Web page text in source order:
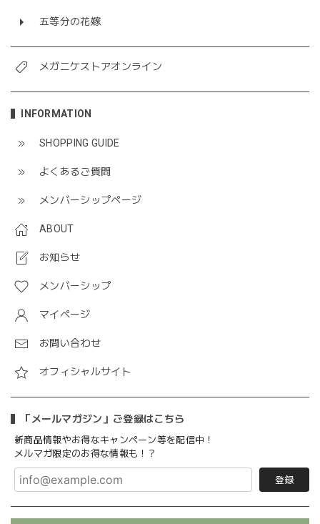
五等分の花嫁
メガニケストアオンライン
INFORMATION
SHOPPING GUIDE
よくあるご質問
メンバーシップページ
ABOUT
お知らせ
メンバーシップ
マイページ
お問い合わせ
オフィシャルサイト
「メールマガジン」ご登録はこちら
新商品情報やお得なキャンペーン等を配信中！
メルマガ限定のお得な情報も！？
登録